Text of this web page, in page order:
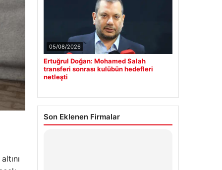
05/08/2026
Ertuğrul Doğan: Mohamed Salah
transferi sonrası kulübün hedefleri
netleşti
Son Eklenen Firmalar